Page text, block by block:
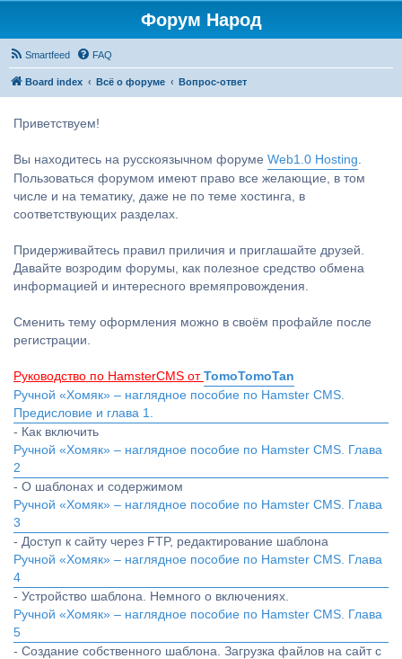
Форум Народ
Smartfeed FAQ
Board index Всё о форуме Вопрос-ответ
Приветствуем!
Вы находитесь на русскоязычном форуме Web1.0 Hosting.
Пользоваться форумом имеют право все желающие, в том
числе и на тематику, даже не по теме хостинга, в
соответствующих разделах.
Придерживайтесь правил приличия и приглашайте друзей.
Давайте возродим форумы, как полезное средство обмена
информацией и интересного времяпровождения.
Сменить тему оформления можно в своём профайле после
регистрации.
Руководство по HamsterCMS от TomoTomoTan
Ручной «Хомяк» – наглядное пособие по Hamster CMS.
Предисловие и глава 1.
- Как включить
Ручной «Хомяк» – наглядное пособие по Hamster CMS. Глава
2
- О шаблонах и содержимом
Ручной «Хомяк» – наглядное пособие по Hamster CMS. Глава
3
- Доступ к сайту через FTP, редактирование шаблона
Ручной «Хомяк» – наглядное пособие по Hamster CMS. Глава
4
- Устройство шаблона. Немного о включениях.
Ручной «Хомяк» – наглядное пособие по Hamster CMS. Глава
5
- Создание собственного шаблона. Загрузка файлов на сайт с